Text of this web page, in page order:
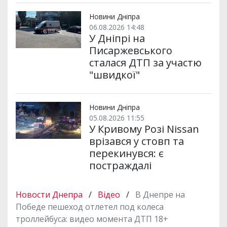
Новини Дніпра
06.08.2026 14:48
У Дніпрі на
Писаржевського
сталася ДТП за участю
"швидкої"
Новини Дніпра
05.08.2026 11:55
У Кривому Розі Nissan
врізався у стовп та
перекинувся: є
постраждалі
Новости Днепра / Відео / В Днепре на
Победе пешеход отлетел под колеса
троллейбуса: видео момента ДТП 18+